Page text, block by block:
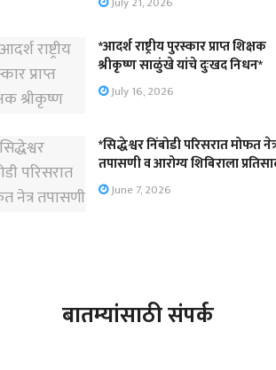
*आदर्श राष्ट्रीय पुरस्कार प्राप्त शिक्षक
श्रीकृष्ण साळुंखे यांचे दुःखद निधन*
July 16, 2026
*सिद्धेश्वर निंबोडी परिसरात मोफत
तपासणी व आरोग्य शिबिराला
June 7, 2026
बातम्यांसाठी संपर्क